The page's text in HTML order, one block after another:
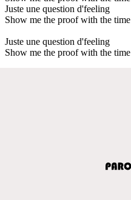
Juste une question d'feeling
Show me the proof with the time
Juste une question d'feeling
Show me the proof with the time